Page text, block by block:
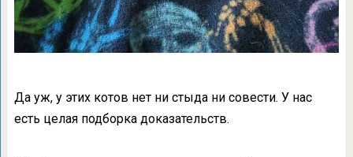
Да уж, у этих котов нет ни стыда ни совести. У нас
есть целая подборка доказательств.